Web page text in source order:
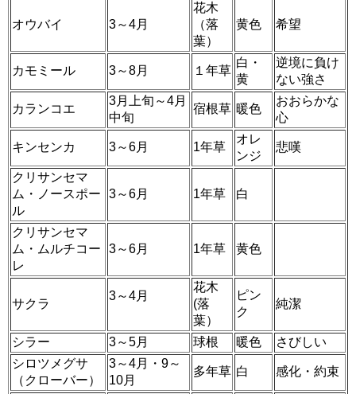
オウバイ 3～4月
花木
（落
葉）
黄色 希望
カモミール 3～8月 １年草
白・
黄
逆境に負け
ない強さ
カランコエ
3月上旬～4月
中旬
宿根草 暖色
おおらかな
心
キンセンカ 3～6月 1年草
オレ
ンジ
悲嘆
クリサンセマ
ム・ノースポー
ル
3～6月 1年草 白
クリサンセマ
ム・ムルチコー
レ
3～6月 1年草 黄色
サクラ
3～4月
花木
(落
葉）
ピン
ク
純潔
シラー 3～5月 球根 暖色
さびしい
シロツメグサ
（クローバー）
3～4月・9～
10月
多年草 白 感化・約束